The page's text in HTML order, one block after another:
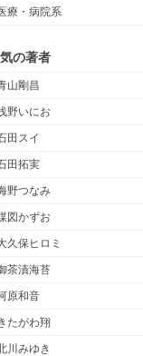
療・病院系
の著者
山剛昌
野いにお
田スイ
田拓実
野つなみ
図かずお
久保ヒロミ
茶漬海苔
原和音
たがわ翔
川みゆき